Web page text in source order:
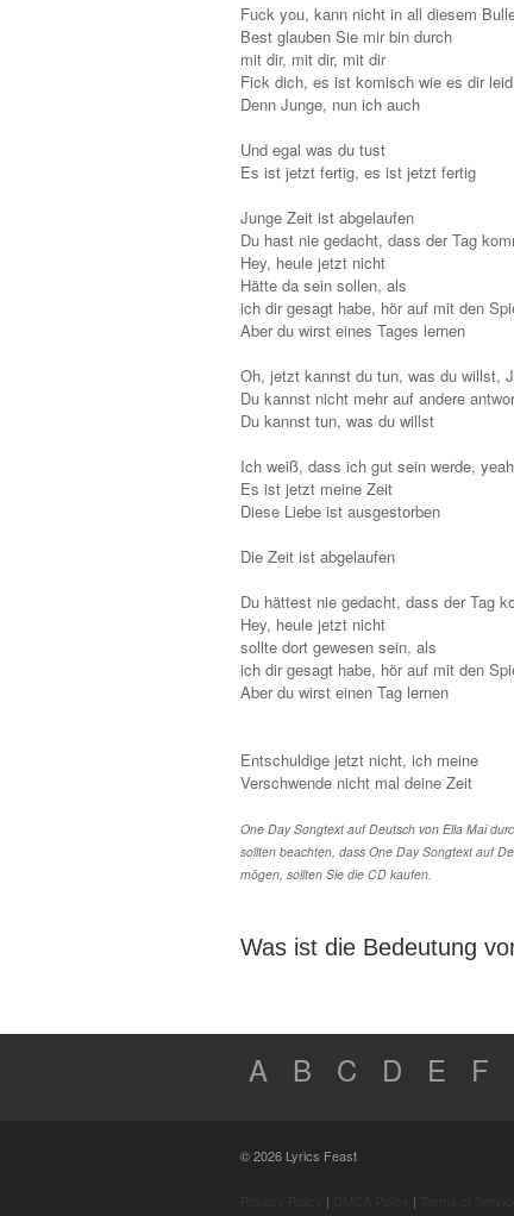
Fuck you, kann nicht in all diesem
Best glauben Sie mir bin durch
mit dir, mit dir, mit dir
Fick dich, es ist komisch wie es dir
Denn Junge, nun ich auch
Und egal was du tust
Es ist jetzt fertig, es ist jetzt fertig
Junge Zeit ist abgelaufen
Du hast nie gedacht, dass der Tag
Hey, heule jetzt nicht
Hätte da sein sollen, als
ich dir gesagt habe, hör auf mit den
Aber du wirst eines Tages lernen
Oh, jetzt kannst du tun, was du willst,
Du kannst nicht mehr auf andere
Du kannst tun, was du willst
Ich weiß, dass ich gut sein werde, yeah
Es ist jetzt meine Zeit
Diese Liebe ist ausgestorben
Die Zeit ist abgelaufen
Du hättest nie gedacht, dass der Tag
Hey, heule jetzt nicht
sollte dort gewesen sein, als
ich dir gesagt habe, hör auf mit den
Aber du wirst einen Tag lernen
Entschuldige jetzt nicht, ich meine
Verschwende nicht mal deine Zeit
One Day Songtext auf Deutsch von Ella Mai
sollten beachten, dass One Day Songtext auf
mögen, sollten Sie die CD kaufen.
Was ist die Bedeutung
A B C D E F
© 2026 Lyrics Feast
| |